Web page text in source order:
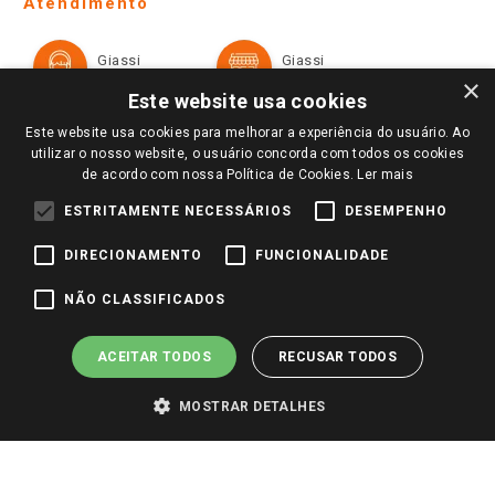
Televendas
Notícias
Perguntas frequentes
Identidade Visual
Formas de Pagamento
Trocas e Devoluções
Giassi
Giassi
Redes Sociais
Pagamento e Segurança
×
Este website usa cookies
Este website usa cookies para melhorar a experiência do usuário. Ao
utilizar o nosso website, o usuário concorda com todos os cookies
de acordo com nossa Política de Cookies. Ler mais
ESTRITAMENTE NECESSÁRIOS DESEMPENHO
DIRECIONAMENTO FUNCIONALIDADE
NÃO CLASSIFICADOS
ACEITAR TODOS RECUSAR TODOS
MOSTRAR DETALHES